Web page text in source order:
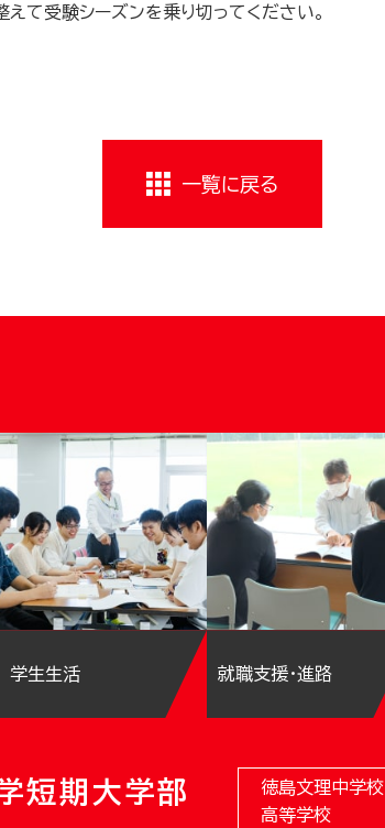
て受験シーズンを乗り切ってください。
一覧に戻る
学生生活 就職支援・進路
短期大学部
徳島文理中学校
高等学校